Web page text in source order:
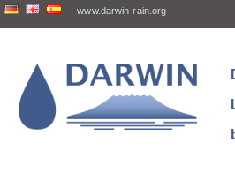
www.darwin-rain.org